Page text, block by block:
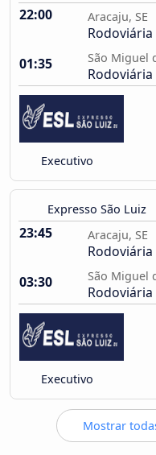
22:00 Aracaju, SE
Rodoviária
01:35
São Miguel
Rodoviária
Executivo
Expresso São Luiz
23:45 Aracaju, SE
Rodoviária
03:30
São Miguel
Rodoviária
Executivo
Mostrar